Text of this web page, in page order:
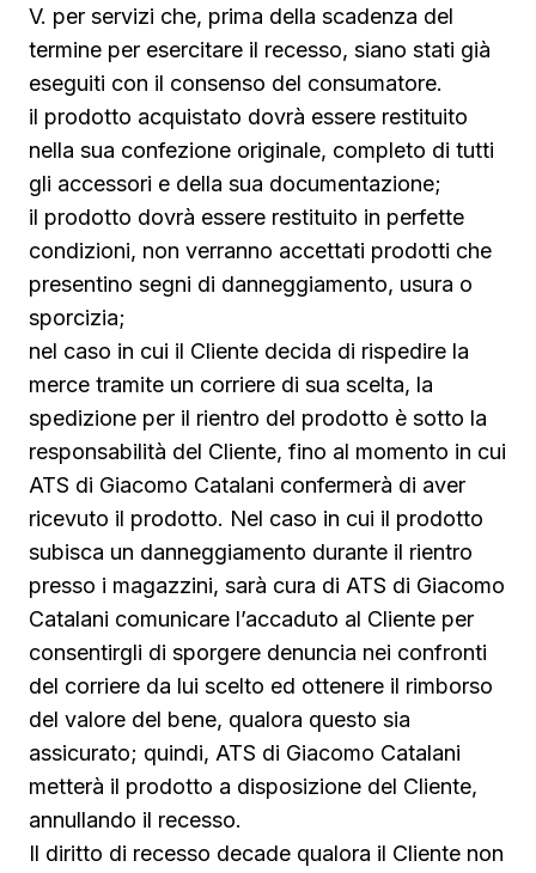
V. per servizi che, prima della scadenza del
termine per esercitare il recesso, siano stati già
eseguiti con il consenso del consumatore.
il prodotto acquistato dovrà essere restituito
nella sua confezione originale, completo di tutti
gli accessori e della sua documentazione;
il prodotto dovrà essere restituito in perfette
condizioni, non verranno accettati prodotti che
presentino segni di danneggiamento, usura o
sporcizia;
nel caso in cui il Cliente decida di rispedire la
merce tramite un corriere di sua scelta, la
spedizione per il rientro del prodotto è sotto la
responsabilità del Cliente, fino al momento in cui
ATS di Giacomo Catalani confermerà di aver
ricevuto il prodotto. Nel caso in cui il prodotto
subisca un danneggiamento durante il rientro
presso i magazzini, sarà cura di ATS di Giacomo
Catalani comunicare l’accaduto al Cliente per
consentirgli di sporgere denuncia nei confronti
del corriere da lui scelto ed ottenere il rimborso
del valore del bene, qualora questo sia
assicurato; quindi, ATS di Giacomo Catalani
metterà il prodotto a disposizione del Cliente,
annullando il recesso.
Il diritto di recesso decade qualora il Cliente non